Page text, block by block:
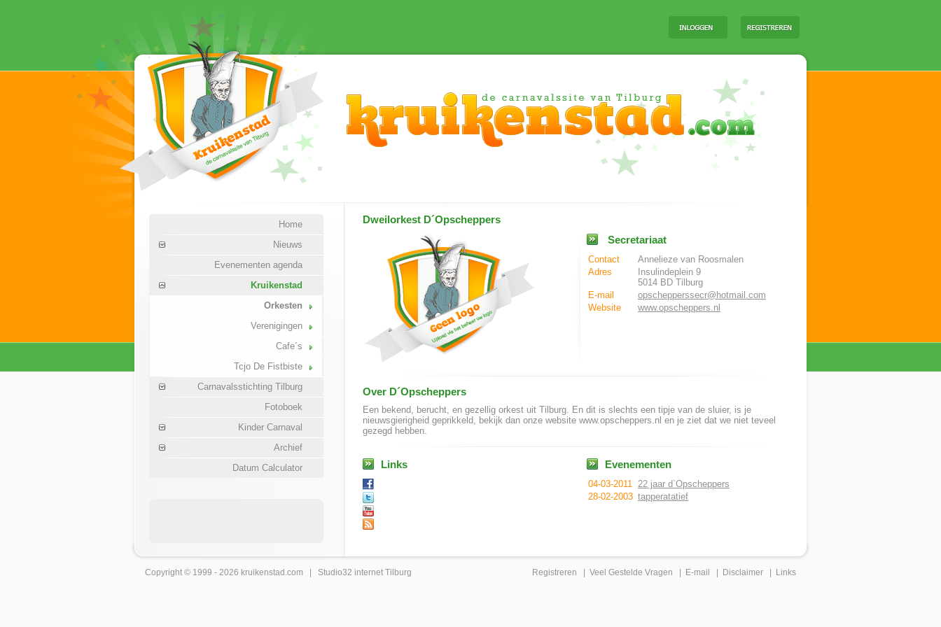
Home
Nieuws
Evenementen agenda
Kruikenstad
Orkesten
Verenigingen
Cafe´s
Tcjo De Fistbiste
Carnavalsstichting Tilburg
Fotoboek
Kinder Carnaval
Archief
Datum Calculator
Dweilorkest D´Opscheppers
Secretariaat
Contact
Annelieze van Roosmalen
Adres
Insulindeplein 9
5014 BD Tilburg
E-mail
opschepperssecr@hotmail.com
Website
www.opscheppers.nl
Over D´Opscheppers
Een bekend, berucht, en gezellig orkest uit Tilburg. En dit is slechts een tipje van de sluier, is je
nieuwsgierigheid geprikkeld, bekijk dan onze website www.opscheppers.nl en je ziet dat we niet teveel
gezegd hebben.
Links Evenementen
04-03-2011 22 jaar d`Opscheppers
28-02-2003 tapperatatief
Copyright © 1999 - 2026 kruikenstad .com | Studio32 internet Tilburg Registreren Veel Gestelde Vragen E-mail Disclaimer Links